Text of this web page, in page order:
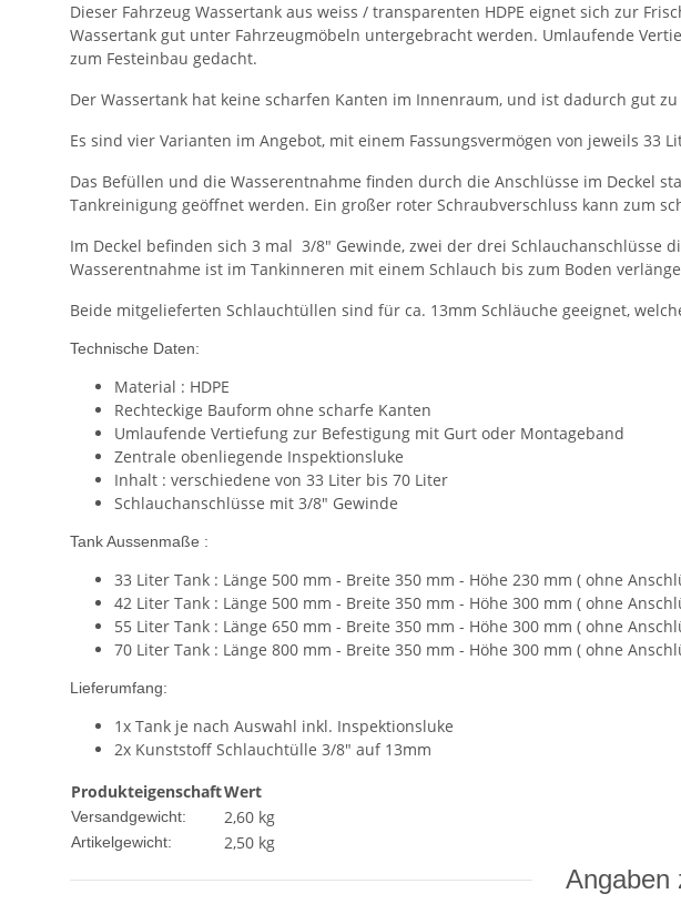
Dieser Fahrzeug Wassertank aus weiss / transparenten HDPE eignet sich zur
Wassertank gut unter Fahrzeugmöbeln untergebracht werden. Umlaufende
zum Festeinbau gedacht.
Der Wassertank hat keine scharfen Kanten im Innenraum, und ist dadurch gut
Es sind vier Varianten im Angebot, mit einem Fassungsvermögen von jeweils 33
Das Befüllen und die Wasserentnahme finden durch die Anschlüsse im Deckel
Tankreinigung geöffnet werden. Ein großer roter Schraubverschluss kann zum
Im Deckel befinden sich 3 mal 3/8" Gewinde, zwei der drei Schlauchanschlüsse
Wasserentnahme ist im Tankinneren mit einem Schlauch bis zum Boden
Beide mitgelieferten Schlauchtüllen sind für ca. 13mm Schläuche geeignet,
Technische Daten:
Material : HDPE
Rechteckige Bauform ohne scharfe Kanten
Umlaufende Vertiefung zur Befestigung mit Gurt oder Montageband
Zentrale obenliegende Inspektionsluke
Inhalt : verschiedene von 33 Liter bis 70 Liter
Schlauchanschlüsse mit 3/8" Gewinde
Tank Aussenmaße :
33 Liter Tank : Länge 500 mm - Breite 350 mm - Höhe 230 mm ( ohne
42 Liter Tank : Länge 500 mm - Breite 350 mm - Höhe 300 mm ( ohne
55 Liter Tank : Länge 650 mm - Breite 350 mm - Höhe 300 mm ( ohne
70 Liter Tank : Länge 800 mm - Breite 350 mm - Höhe 300 mm ( ohne
Lieferumfang:
1x Tank je nach Auswahl inkl. Inspektionsluke
2x Kunststoff Schlauchtülle 3/8" auf 13mm
ProdukteigenschaftWert
Versandgewicht: 2,60 kg
Artikelgewicht: 2,50 kg
Angaben